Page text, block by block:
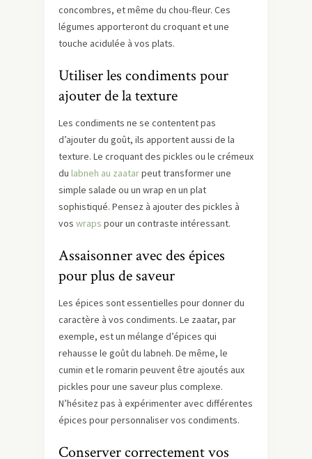
concombres, et même du chou-fleur. Ces
légumes apporteront du croquant et une
touche acidulée à vos plats.
Utiliser les condiments pour
ajouter de la texture
Les condiments ne se contentent pas
d’ajouter du goût, ils apportent aussi de la
texture. Le croquant des pickles ou le crémeux
du labneh au zaatarpeut transformer une
simple salade ou un wrap en un plat
sophistiqué. Pensez à ajouter des pickles à
vos wraps pour un contraste intéressant.
Assaisonner avec des épices
pour plus de saveur
Les épices sont essentielles pour donner du
caractère à vos condiments. Le zaatar, par
exemple, est un mélange d’épices qui
rehausse le goût du labneh. De même, le
cumin et le romarin peuvent être ajoutés aux
pickles pour une saveur plus complexe.
N’hésitez pas à expérimenter avec différentes
épices pour personnaliser vos condiments.
Conserver correctement vos